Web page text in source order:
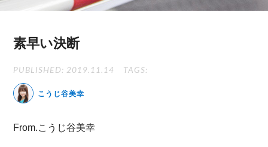
生徒さんの声
講師ブログ
素早い決断
PUBLISHED: 2019.11.14 TAGS:
こうじ谷美幸
From.こうじ谷美幸